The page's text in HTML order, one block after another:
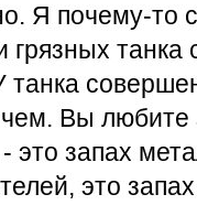
Я почему-то
грязных
танка
чем. Вы
это запах
это